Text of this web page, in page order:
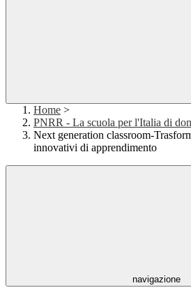
Home >
PNRR - La scuola per l'Italia di
Next generation classroom-
innovativi di apprendimento
navigazione